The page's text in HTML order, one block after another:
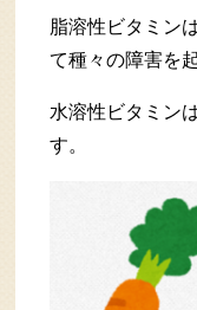
脂溶性ビタミン
て種々の障害を
水溶性ビタミン
す。